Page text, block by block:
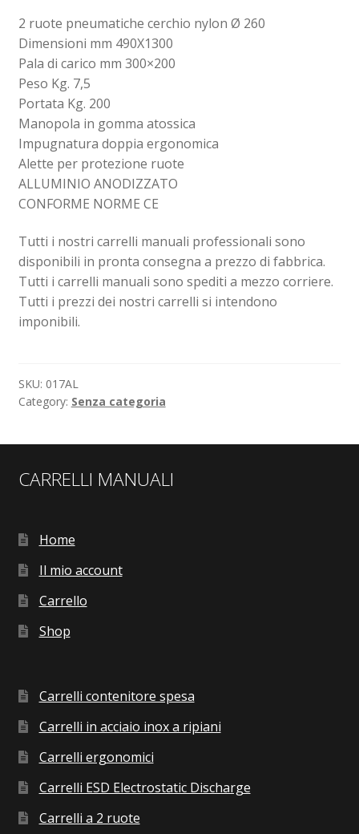
2 ruote pneumatiche cerchio nylon Ø 260
Dimensioni mm 490X1300
Pala di carico mm 300×200
Peso Kg. 7,5
Portata Kg. 200
Manopola in gomma atossica
Impugnatura doppia ergonomica
Alette per protezione ruote
ALLUMINIO ANODIZZATO
CONFORME NORME CE
Tutti i nostri carrelli manuali professionali sono
disponibili in pronta consegna a prezzo di fabbrica.
Tutti i carrelli manuali sono spediti a mezzo corriere.
Tutti i prezzi dei nostri carrelli si intendono
imponibili.
SKU: 017AL
Category: Senza categoria
CARRELLI MANUALI
Home
Il mio account
Carrello
Shop
Carrelli contenitore spesa
Carrelli in acciaio inox a ripiani
Carrelli ergonomici
Carrelli ESD Electrostatic Discharge
Carrelli a 2 ruote